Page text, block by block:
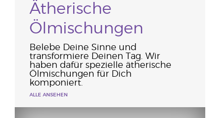
Ätherische
Ölmischungen
Belebe Deine Sinne und
transformiere Deinen Tag. Wir
haben dafür spezielle ätherische
Ölmischungen für Dich
komponiert.
ALLE ANSEHEN